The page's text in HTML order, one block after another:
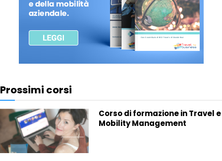
Prossimi corsi
Corso di formazione in Travel e
Mobility Management